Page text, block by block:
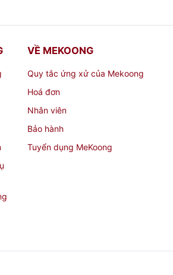
VỀ MEKOONG
Quy tắc ứng xử của Mekoong
Hoá đơn
Nhân viên
Bảo hành
Tuyển dụng MeKoong